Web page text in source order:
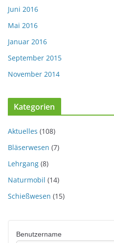
Juni 2016
Mai 2016
Januar 2016
September 2015
November 2014
Kategorien
Aktuelles (108)
Bläserwesen (7)
Lehrgang (8)
Naturmobil (14)
Schießwesen (15)
Benutzername